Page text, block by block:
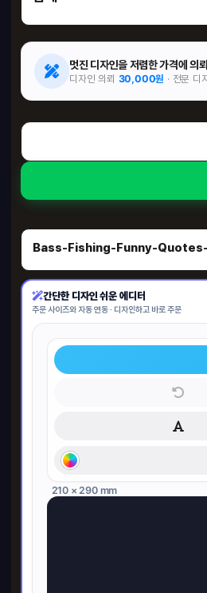
Bass-Fishing-Funny-Quotes-
간단한 디자인 쉬운 에디터
주문 사이즈와 자동 연동 · 디자인하고 바로 주문
210 × 290 mm
멋진 디자인을 저렴한 가격에 의
디자인 의뢰 30,000원 · 전문 디